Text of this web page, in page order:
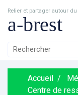
Relier et partager autour du
a-brest
Accueil /
Centre de